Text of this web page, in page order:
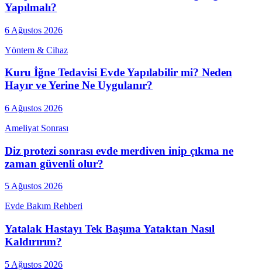
Yapılmalı?
6 Ağustos 2026
Yöntem & Cihaz
Kuru İğne Tedavisi Evde Yapılabilir mi? Neden
Hayır ve Yerine Ne Uygulanır?
6 Ağustos 2026
Ameliyat Sonrası
Diz protezi sonrası evde merdiven inip çıkma ne
zaman güvenli olur?
5 Ağustos 2026
Evde Bakım Rehberi
Yatalak Hastayı Tek Başıma Yataktan Nasıl
Kaldırırım?
5 Ağustos 2026